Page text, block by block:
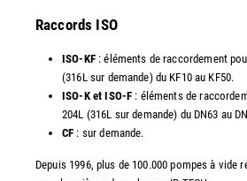
Raccords ISO
ISO-KF: éléments de raccordement
(316L sur demande) du KF10 au KF50.
ISO-K et ISO-F : éléments de
204L (316L sur demande) du DN63 au
CF : sur demande.
Depuis 1996, plus de 100.000 pompes à vide